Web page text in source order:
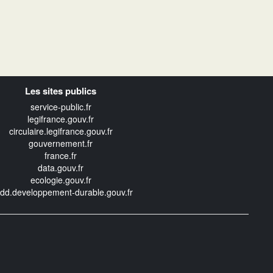
Les sites publics
service-public.fr
legifrance.gouv.fr
circulaire.legifrance.gouv.fr
gouvernement.fr
france.fr
data.gouv.fr
ecologie.gouv.fr
durable.gouv.fr